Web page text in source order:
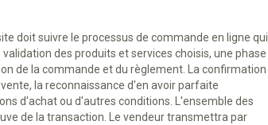
doit suivre le processus de commande en ligne qui
des produits et services choisis, une phase
de la commande et du règlement. La confirmation
la reconnaissance d'en avoir parfaite
d'achat ou d'autres conditions. L'ensemble des
de la transaction. Le vendeur transmettra par